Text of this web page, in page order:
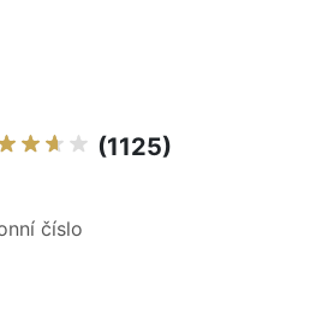
(1125)
číslo